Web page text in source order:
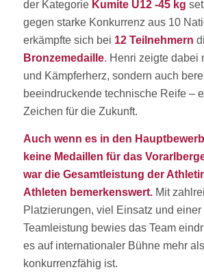
der Kategorie Kumite U12 -45 kg
gegen starke Konkurrenz aus 10
erkämpfte sich bei 12 Teilnehmern
Bronzemedaille. Henri zeigte dabei
und Kämpferherz, sondern auch
beeindruckende technische Reife –
Zeichen für die Zukunft.
Auch wenn es in den
keine Medaillen für das
war die Gesamtleistung der
Athleten bemerkenswert.Mit
Platzierungen, viel Einsatz und
Teamleistung bewies das Team
es auf internationaler Bühne mehr als
konkurrenzfähig ist.